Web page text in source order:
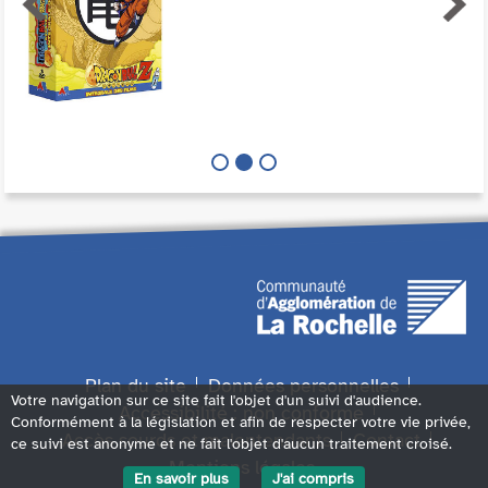
Plan du site
Données personnelles
Accessibilité : non conforme
Accès sourds et malentendants
Contact
Mentions légales
Votre navigation sur ce site fait l'objet d'un suivi d'audience.
Conformément à la législation et afin de respecter votre vie privée,
ce suivi est anonyme et ne fait l'objet d'aucun traitement croisé.
En savoir plus
J'ai compris